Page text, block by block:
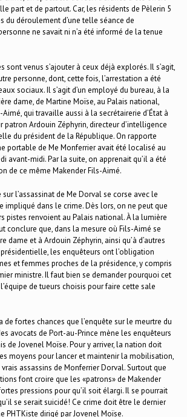
part et de partout. Car, les résidents de Pèlerin 5
du déroulement d’une telle séance de
ne savait ni n’a été informé de la tenue
sont venus s’ajouter à ceux déjà explorés. Il s’agit,
personne, dont, cette fois, l’arrestation a été
sociaux. Il s’agit d’un employé du bureau, à la
dame, de Martine Moïse, au Palais national,
qui travaille aussi à la secrétairerie d’État à
patron Ardouin Zéphyrin, directeur d’intelligence
du président de la République. On rapporte
portable de Me Monferrier avait été localisé au
avant-midi. Par la suite, on apprenait qu’il a été
de ce même Makender Fils-Aimé.
sur l’assassinat de Me Dorval se corse avec le
impliqué dans le crime. Dès lors, on ne peut que
pistes renvoient au Palais national. À la lumière
conclure que, dans la mesure où Fils-Aimé se
dame et à Ardouin Zéphyrin, ainsi qu’à d’autres
les enquêteurs ont l’obligation
et femmes proches de la présidence, y compris
ministre. Il faut bien se demander pourquoi cet
de tueurs choisis pour faire cette sale
de fortes chances que l’enquête sur le meurtre du
avocats de Port-au-Prince mène les enquêteurs
de Jovenel Moïse. Pour y arriver, la nation doit
moyens pour lancer et maintenir la mobilisation,
assassins de Monferrier Dorval. Surtout que
font croire que les «patrons» de Makender
pressions pour qu’il soit élargi. Il se pourrait
se serait suicidé! Ce crime doit être le dernier
PHTKiste dirigé par Jovenel Moïse.